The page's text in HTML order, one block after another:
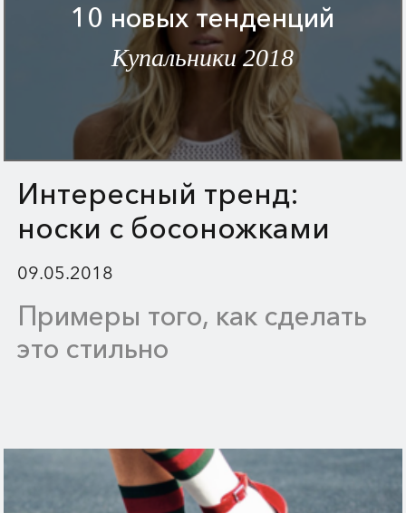
10 новых тенденций
Купальники 2018
Интересный тренд:
носки с босоножками
09.05.2018
Примеры того, как сделать
это стильно